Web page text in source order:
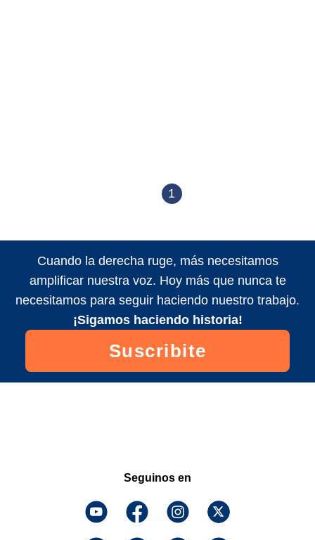
1
Cuando la derecha ruge, más necesitamos
amplificar nuestra voz. Hoy más que nunca te
necesitamos para seguir haciendo nuestro trabajo.
¡Sigamos haciendo historia!
Suscribite
Seguinos en